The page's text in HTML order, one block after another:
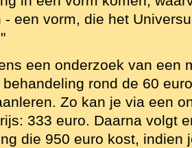
- een vorm, die het
een onderzoek van een
rond de 60
Zo kan je via een
333 euro. Daarna volgt
die 950 euro kost, indien